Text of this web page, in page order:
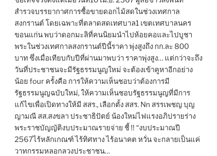
สำรวจบรรยากาศการซื้อขายดอกไม้สดในช่วงเทศกาล
สงกรานต์ โดยเฉพาะที่ตลาดสดเทศบาล1 เขตเทศบาลนคร
ขอนแก่น พบว่าดอกมะลิที่คนนิยมนำไปห้อยคอและไปบูชา
พระในช่วงเทศกาลสงกรานต์ปีนี้ราคา พุ่งสูงถึง กก.ละ 800
บาท ซึ่งเมื่อเทียบกับปีที่ผ่านมาพบว่า ราคาพุ่งสูง… แต่กว่าจะถึง
วันที่ประชาชนจะมีรัฐธรรมนูญใหม่ จะต้องเข้าคูหาอีกอย่าง
น้อย four ครั้งคือ การให้ความเห็นชอบว่าต้องการมี
รัฐธรรมนูญฉบับใหม่, ให้ความเห็นชอบรัฐธรรมนูญที่มีการ
แก้ไขเพื่อเปิดทางให้มี สสร., เลือกตั้ง สสร. Nn สรรเพชญ บุญ
ญามณี สส.สงขลา ประชาธิปัตย์ น้องใหม่ไฟแรงอภิปรายร่าง
พระราชบัญญัติงบประมาณรายจ่าย ชี้ !! “งบประมาณปี
2567ไร้หลักเกณฑ์ ไร้ทิศทาง ไร้อนาคต หวั่น จะกลายเป็นแค่
วาทกรรมหลอกลวงประชาชน…